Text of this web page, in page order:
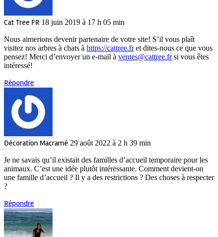
Cat Tree FR 18 juin 2019 à 17 h 05 min
Nous aimerions devenir partenaire de votre site! S’il vous plaît
visitez nos arbres à chats à https://cattree.fret dites-nous ce que vous
pensez! Merci d’envoyer un e-mail à ventes@cattree.frsi vous êtes
intéressé!
Répondre
Décoration Macramé 29 août 2022 à 2 h 39 min
Je ne savais qu’il existait des familles d’accueil temporaire pour les
animaux. C’est une idée plutôt intéressante. Comment devient-on
une famille d’accueil ? Il y a des restrictions ? Des choses à respecter
?
Répondre